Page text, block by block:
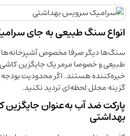
انواع سنگ طبیعی به جای
سنگ‌ها دیگر صرفا مخصوص
طبیعی و خصوصا مرمر یک جایگزین
خیره‌کننده هستند. اگر محدودیت بودجه
گزینه مجلل لحظه‌ای تردید نکنید.
پارکت ضد آب به‌عنوان
بهداشتی